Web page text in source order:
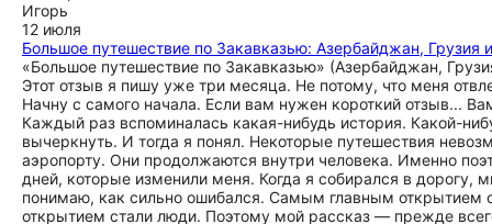
Игорь
12 июля
Большое путешествие по Закавказью: Азербайджан, Грузия
«Большое путешествие по Закавказью» (Азербайджан, Грузия, Армения) Отзыв, как хорошее грузинское вино, должен быть выдержан. Этот отзыв я пишу уже три месяца. Не потому, что меня отвлекают другие дела, а потому, что боюсь что-то упустить и не рассказать вам. Начну с самого начала. Если вам нужен короткий отзыв... Вам не сюда. Честно. Я пытался написать его много раз. Не получилось. Каждый раз вспоминалась какая-нибудь история. Какой-нибудь разговор. Чья-то улыбка. Очередной момент, который невозможно было вычеркнуть. И тогда я понял. Некоторые путешествия невозможно описать несколькими абзацами. Потому что они заканчиваются не в аэропорту. Они продолжаются внутри человека. Именно поэтому вы держите в руках не отзыв. Вы держите историю. Историю десяти дней, которые изменили меня. Когда я собирался в дорогу, мне казалось, что главной целью будет увидеть три новые страны. Сегодня я понимаю, как сильно ошибался. Самым главным открытием стали не горы. Не монастыри. Не старые города. Самым главным открытием стали люди. Поэтому мой рассказ — прежде всего о людях. О тех, благодаря кому Закавказье навсегда останется частью моего сердца. Устраивайтесь поудобнее. Мы отправляемся в путешествие. Когда я забронировал тур и внёс предоплату, у меня появилось множество вопросов. На каждый из них я очень оперативно получал ответы. И это было очень тепло, потому что хотелось не просто услышать сухой ответ на свой вопрос, а получить именно совет. Ведь в таком формате, когда я отправляюсь сразу в несколько стран совершенно один, я оказался впервые, и поддержка организаторов была для меня очень важна. Я её получил. Спасибо большое Мераби и Владлене. Вы лучшие! Одной из самых больших моих переживалок были связь, логистика, встреча на месте и всё, что с этим связано. Будущие путешественники, не переживайте! Если вы попали к Мераби, Владлене и серому кардиналу Эдуарду, который отвечает за все перемещения, информирует вас о дальнейших шагах и заботится о вашем отдыхе удалённо, вам останется только отключиться от повседневных забот и получать удовольствие. Логистика потрясающая. Тебя отвезли на границу, другие прекрасные люди встретили, довезли до отеля. Всё настолько чётко, что ты вообще ни о чём не переживаешь. Это очень большая забота. Я прочувствовал её на себе. Но обо всём по порядку. У Мераби и его команды множество экскурсий, а также туров по Закавказью. Всегда можно выбрать наиболее подходящий для себя вариант. Разнообразие действительно огромное. Самое большое количество маршрутов, конечно, связано с Грузией — логично, ведь они сами из этой прекрасной страны. Но у Capital George можно выбрать туры не только по Сакартвело (Грузии), но и посетить Азербайджан и Армению. Тур, который я выбрал, называется «Большое путешествие по Закавказью» (Азербайджан, Грузия, Армения). Да! За десять дней увидеть три страны — это потрясающе! Изначально я должен был ехать как минимум ещё с одним человеком, а максимум нас должно было быть пятеро. Как же я счастлив, что в итоге поехал один. Потому что, когда ты один, можешь полностью сфокусироваться на происходящем, не отвлекаясь ни на что. А ещё именно тогда ты знакомишься с невероятными людьми. Именно так и произошло со мной. Скажу даже больше. Мы настолько сблизились, что создали свою группу, где сейчас пятнадцать человек. Мы переписываемся, отправляем фотографии, видео, вспоминаем, как нам было хорошо. Путешествие закончилось. А дружба продолжается. И как же здорово уже дома продолжать общаться с прекрасными людьми, заряжаться их энергией и благодарить Бога за то, что всё сложилось именно так. Я безумно счастлив. И даже представить не мог, что всё может получиться настолько круто. Перед поездкой я предполагал, что постоянно придётся решать какие-то организационные вопросы, особенно без интернета. Мне казалось, что придётся всё время переживать, не изменилось ли расписание, не пропустил ли какую-нибудь информацию. Но, к моему удивлению, этого не произошло ни разу. Все организационные моменты полностью взяли на себя. Каждый вечер, приезжая в отель, я уже знал программу следующего дня. Например, сообщение: «Завтра сбор в 9:00». Наш координатор Эдуард и гид Виктория заранее информировали нас обо всех деталях, неоднократно повторяли важную информацию, чтобы мы могли полностью расслабиться. Это создавало